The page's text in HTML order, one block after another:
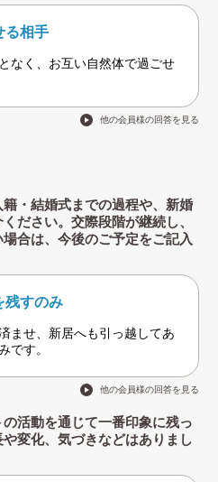
る相手
なく、お互い自然体で過ごせ
他の会員様の回答を見る
・結婚式までの過程や、新婚
ださい。交際段階が継続し、
合は、今後のご予定をご記入
残すのみ
ませ、新居へも引っ越してあ
です。
他の会員様の回答を見る
活動を通じて一番印象に残っ
変化、気づきなどはありまし